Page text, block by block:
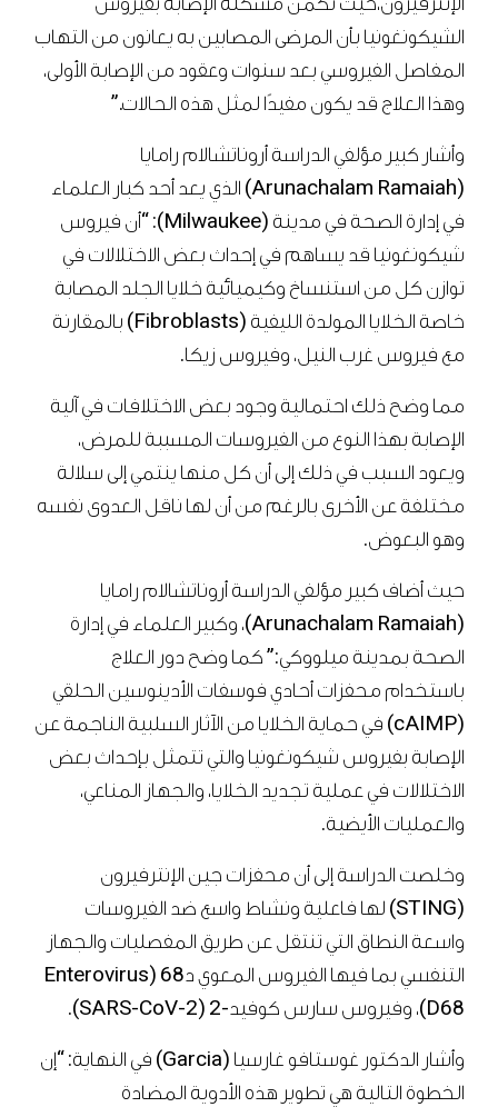
الشيكونغونيا بأن المرضى المصابين به يعانون من التهاب
المفاصل الفيروسي بعد سنوات وعقود من الإصابة الأولى،
وهذا العلاج قد يكون مفيدًا لمثل هذه الحالات.”
وأشار كبير مؤلفي الدراسة أروناتشالام رامايا
(Arunachalam Ramaiah) الذي يعد أحد كبار العلماء
في إدارة الصحة في مدينة (Milwaukee): “أن فيروس
شيكونغونيا قد يساهم في إحداث بعض الاختلالات في
توازن كل من استنساخ وكيميائية خلايا الجلد المصابة
خاصة الخلايا المولدة الليفية (Fibroblasts) بالمقارنة
مع فيروس غرب النيل، وفيروس زيكا.
مما وضح ذلك احتمالية وجود بعض الاختلافات في آلية
الإصابة بهذا النوع من الفيروسات المسببة للمرض،
ويعود السبب في ذلك إلى أن كل منها ينتمي إلى سلالة
مختلفة عن الأخرى بالرغم من أن لها ناقل العدوى نفسه
وهو البعوض.
حيث أضاف كبير مؤلفي الدراسة أروناتشالام رامايا
(Arunachalam Ramaiah)، وكبير العلماء في إدارة
الصحة بمدينة ميلووكي:” كما وضح دور العلاج
باستخدام محفزات أحادي فوسفات الأدينوسين الحلقي
(cAIMP) في حماية الخلايا من الآثار السلبية الناجمة عن
الإصابة بفيروس شيكونغونيا والتي تتمثل بإحداث بعض
الاختلالات في عملية تجديد الخلايا، والجهاز المناعي،
والعمليات الأيضية.
وخلصت الدراسة إلى أن محفزات جين الإنترفيرون
(STING) لها فاعلية ونشاط واسع ضد الفيروسات
واسعة النطاق التي تنتقل عن طريق المفصليات والجهاز
التنفسي بما فيها الفيروس المعوي د68 (Enterovirus
D68)، وفيروس سارس كوفيد-2 (SARS-CoV-2).
وأشار الدكتور غوستافو غارسيا (Garcia) في النهاية: “إن
الخطوة التالية هي تطوير هذه الأدوية المضادة